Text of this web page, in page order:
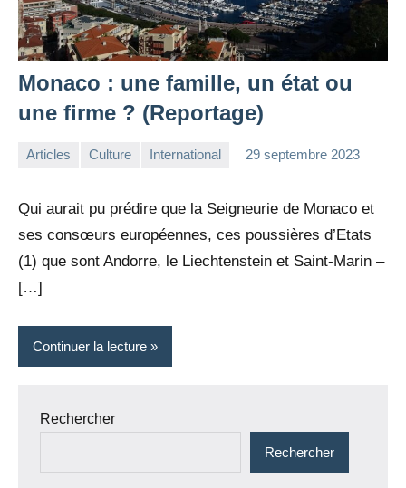
Monaco : une famille, un état ou
une firme ? (Reportage)
Articles Culture International 29 septembre 2023
Qui aurait pu prédire que la Seigneurie de Monaco et
ses consœurs européennes, ces poussières d’Etats
(1) que sont Andorre, le Liechtenstein et Saint-Marin –
[…]
Continuer la lecture
Rechercher
Rechercher